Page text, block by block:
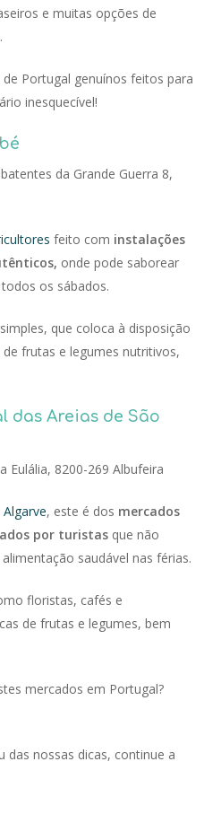
e muitas opções de
Portugal genuínos feitos para
inesquecível!
da Grande Guerra 8,
feito com instalações
onde pode saborear
os sábados.
que coloca à disposição
frutas e legumes nutritivos,
das Areias de São
Eulália, 8200-269 Albufeira
Algarve, este é dos mercados
por turistas que não
saudável nas férias.
floristas, cafés e
de frutas e legumes, bem
mercados em Portugal?
das nossas dicas, continue a